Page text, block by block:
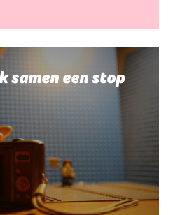
samen een stop